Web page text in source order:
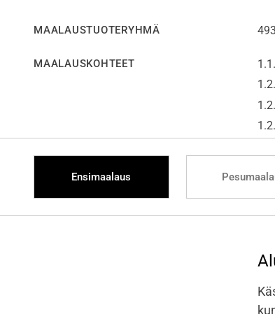
MAALAUSTUOTERYHMÄ
MAALAUSKOHTEET
Ensimaalaus